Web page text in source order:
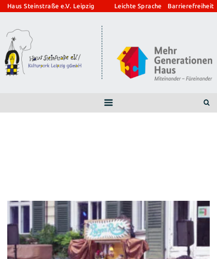
Zum
springen
Haus Steinstraße e.V. Leipzig Leichte Sprache Barrierefreiheit